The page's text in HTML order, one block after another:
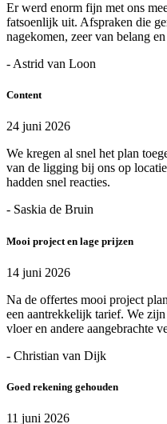
Er werd enorm fijn met ons
fatsoenlijk uit. Afspraken die
nagekomen, zeer van belang
- Astrid van Loon
Content
24 juni 2026
We kregen al snel het plan
van de ligging bij ons op
hadden snel reacties.
- Saskia de Bruin
Mooi project en lage prijzen
14 juni 2026
Na de offertes mooi project
een aantrekkelijk tarief. We
vloer en andere aangebrachte
- Christian van Dijk
Goed rekening gehouden
11 juni 2026